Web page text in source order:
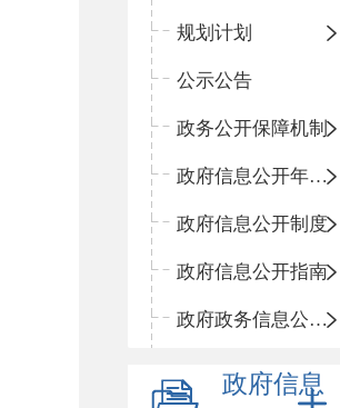
规划计划
公示公告
政务公开保障机制
政府信息公开年度报告
政府信息公开制度
政府信息公开指南
政府政务信息公开目录
政府信息